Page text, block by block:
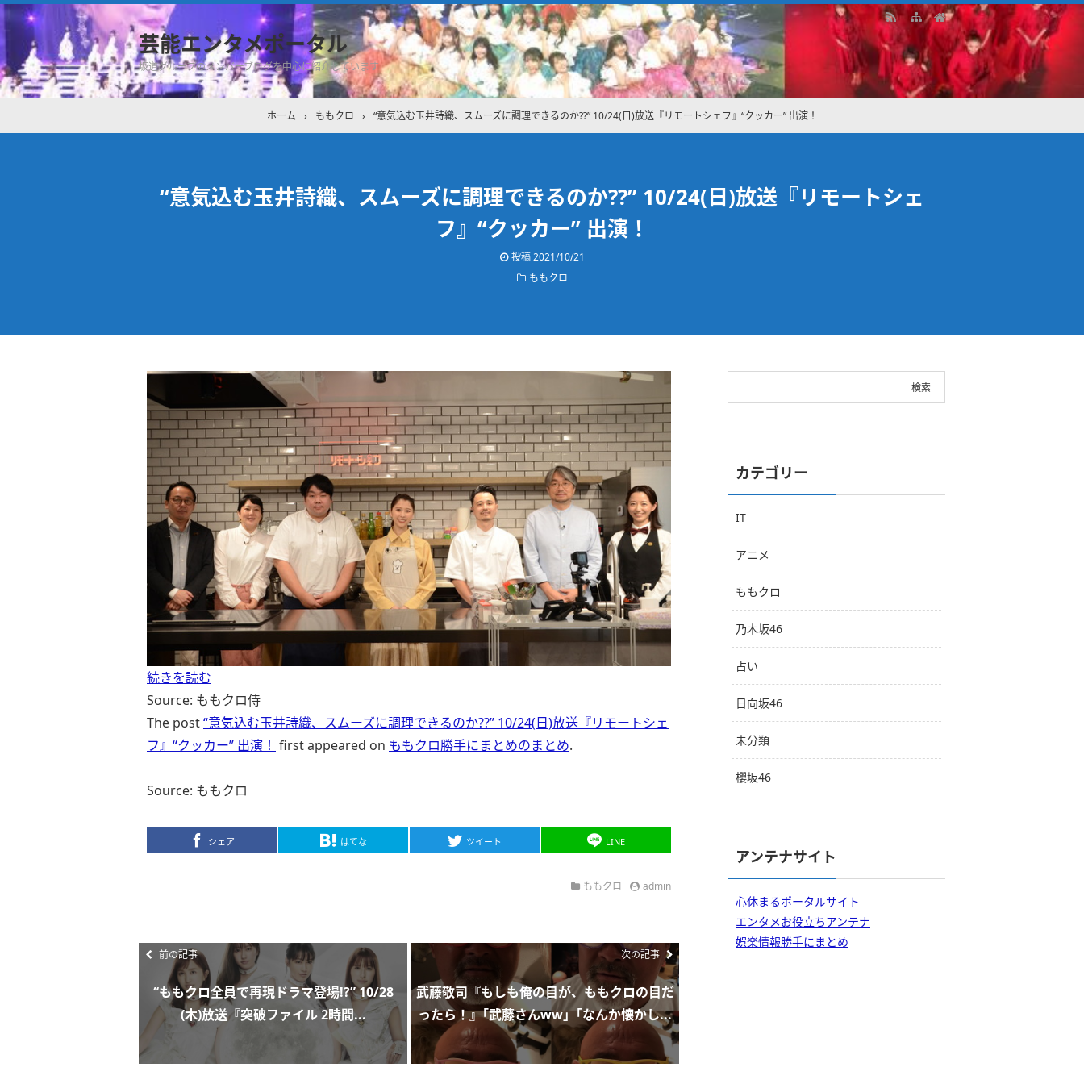
芸能エンタメポータル
坂道グループのメンバーブログを中心に紹介しています
ホーム › ももクロ › “意気込む玉井詩織、スムーズに調理できるのか??” 10/24(日)放送『リモートシェフ』“クッカー” 出演！
“意気込む玉井詩織、スムーズに調理できるのか??” 10/24(日)放送『リモートシェ
フ』“クッカー” 出演！
投稿2021/10/21
ももクロ
続きを読む
Source: ももクロ侍
The post“意気込む玉井詩織、スムーズに調理できるのか??” 10/24(日)放送『リモートシェ
フ』“クッカー” 出演！ first appeared on ももクロ勝手にまとめのまとめ.
Source: ももクロ
シェア はてな ツイート LINE
ももクロ admin
前の記事
“ももクロ全員で再現ドラマ登場!?” 10/28
(木)放送『突破ファイル 2時間...
次の記事
武藤敬司『もしも俺の目が、ももクロの目だ
ったら！』｢武藤さんww」｢なんか懐かし...
カテゴリー
IT
アニメ
ももクロ
乃木坂46
占い
日向坂46
未分類
櫻坂46
アンテナサイト
心休まるポータルサイト
エンタメお役立ちアンテナ
娯楽情報勝手にまとめ